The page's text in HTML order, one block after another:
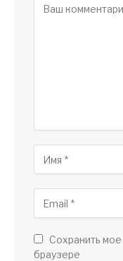
Сохранить мое
браузере